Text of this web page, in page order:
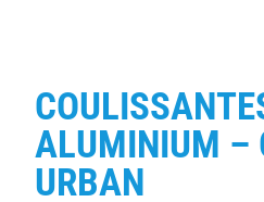
ALUMINIUM –
URBAN